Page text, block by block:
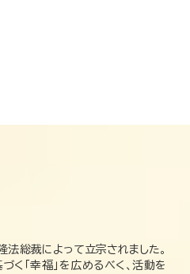
総裁によって立宗されました。
く「幸福」を広めるべく、活動を